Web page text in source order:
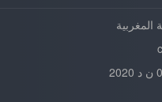
المغربية